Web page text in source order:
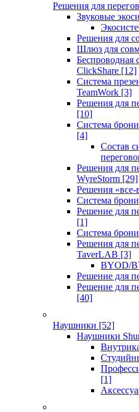
Решения для
Звуковые
Решения для
Шлюз для
Беспроводная
ClickShare [12]
Система
TeamWork [3]
Решения для
[10]
Система
[4]
Состав
Решения для
WyreStorm [29]
Решения
Система
Решение для
[1]
Система
Решения для
TaverLAB [3]
BYOD/
Решение для
Решение для
[40]
Наушники [52]
Наушники
[1]